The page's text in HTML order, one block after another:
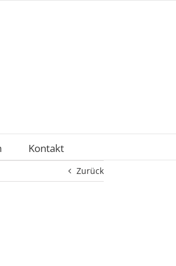
Kontakt
Zurück